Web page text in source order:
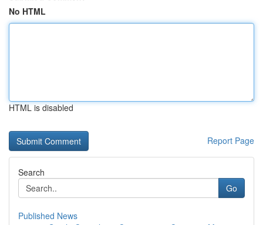
No HTML
HTML is disabled
Report Page
Search
Go
Published News